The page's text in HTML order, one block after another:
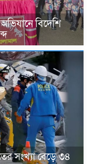
বিদেশি
সংখ্যা বেড়ে ৩৪